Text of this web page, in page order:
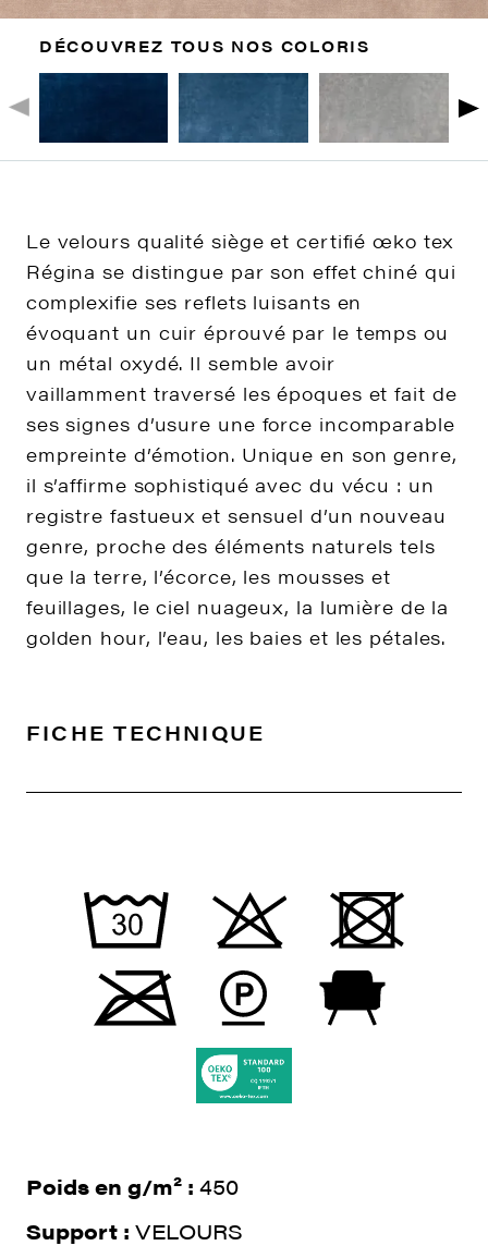
DÉCOUVREZ TOUS NOS COLORIS
Le velours qualité siège et certifié œko tex
Régina se distingue par son effet chiné qui
complexifie ses reflets luisants en
évoquant un cuir éprouvé par le temps ou
un métal oxydé. Il semble avoir
vaillamment traversé les époques et fait de
ses signes d’usure une force incomparable
empreinte d’émotion. Unique en son genre,
il s’affirme sophistiqué avec du vécu : un
registre fastueux et sensuel d’un nouveau
genre, proche des éléments naturels tels
que la terre, l’écorce, les mousses et
feuillages, le ciel nuageux, la lumière de la
golden hour, l’eau, les baies et les pétales.
FICHE TECHNIQUE
Poids en g/m² : 450
Support : VELOURS